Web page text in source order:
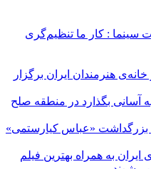
سینما : کار ما تنظیم‌گری
هنرمندان ایران برگزار
آسانی بگذارد در منطقه صلح
بزرگداشت «عباس کیارستمی»
به همراه بهترین فیلم